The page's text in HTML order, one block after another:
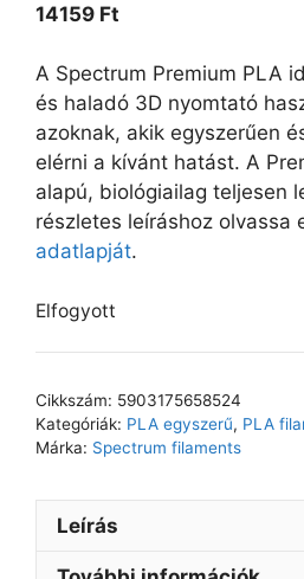
14159 Ft
A Spectrum Premium PLA
és haladó 3D nyomtató
azoknak, akik egyszerűen
elérni a kívánt hatást. A
alapú, biológiailag teljesen
részletes leíráshoz olvassa
adatlapját.
Elfogyott
Cikkszám: 5903175658524
Kategóriák: PLA egyszerű, PLA
Márka: Spectrum filaments
Leírás